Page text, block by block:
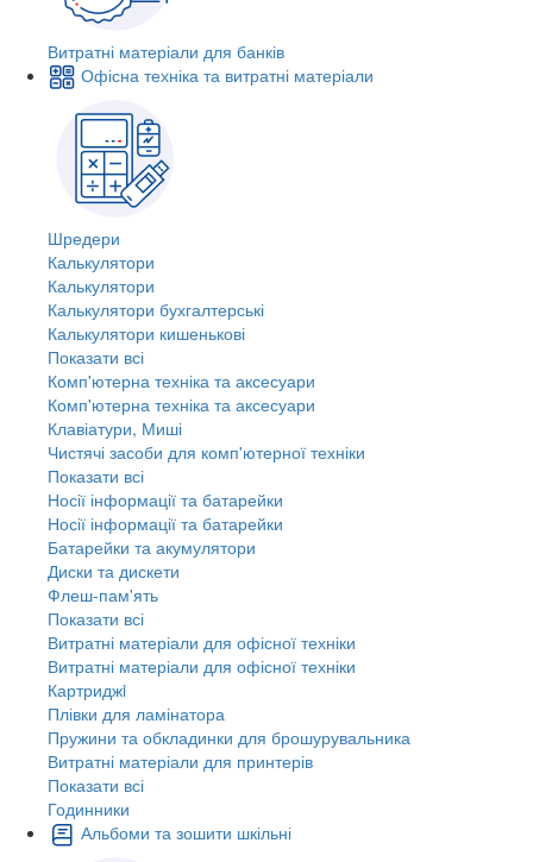
Витратні матеріали для банків
Офісна техніка та витратні матеріали
Шредери
Калькулятори
Калькулятори
Калькулятори бухгалтерські
Калькулятори кишенькові
Показати всі
Комп'ютерна техніка та аксесуари
Комп'ютерна техніка та аксесуари
Клавіатури, Миші
Чистячі засоби для комп'ютерної техніки
Показати всі
Носії інформації та батарейки
Носії інформації та батарейки
Батарейки та акумулятори
Диски та дискети
Флеш-пам'ять
Показати всі
Витратні матеріали для офісної техніки
Витратні матеріали для офісної техніки
Картриджi
Плівки для ламінатора
Пружини та обкладинки для брошурувальника
Витратні матеріали для принтерів
Показати всі
Годинники
Альбоми та зошити шкільні